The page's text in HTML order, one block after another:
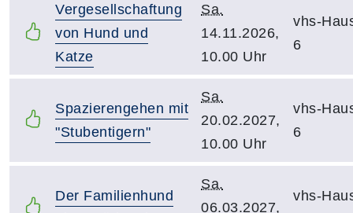
Vergesellschaftung
von Hund und
Katze
Sa.
14.11.2026,
10.00 Uhr
vhs-
6
Spazierengehen mit
"Stubentigern"
Sa.
20.02.2027,
10.00 Uhr
vhs-
6
Der Familienhund
Sa.
06.03.2027,
vhs-